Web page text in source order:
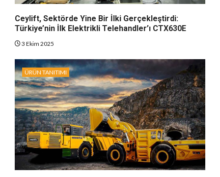
Ceylift, Sektörde Yine Bir İlki Gerçekleştirdi:
Türkiye’nin İlk Elektrikli Telehandler’ı CTX630E
3 Ekim 2025
ÜRÜN TANITIMI